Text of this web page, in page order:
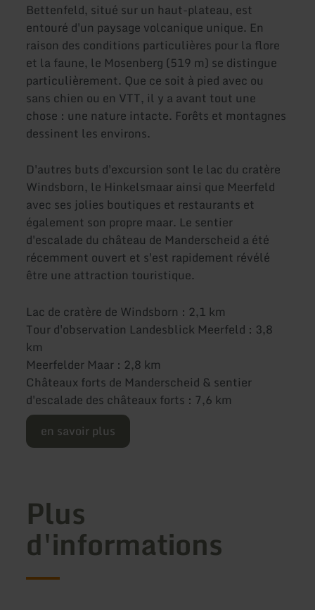
Bettenfeld, situé sur un haut-plateau, est
entouré d'un paysage volcanique unique. En
raison des conditions particulières pour la flore
et la faune, le Mosenberg (519 m) se distingue
particulièrement. Que ce soit à pied avec ou
sans chien ou en VTT, il y a avant tout une
chose : une nature intacte. Forêts et montagnes
dessinent les environs.
D'autres buts d'excursion sont le lac du cratère
Windsborn, le Hinkelsmaar ainsi que Meerfeld
avec ses jolies boutiques et restaurants et
également son propre maar. Le sentier
d'escalade du château de Manderscheid a été
récemment ouvert et s'est rapidement révélé
être une attraction touristique.
Lac de cratère de Windsborn : 2,1 km
Tour d'observation Landesblick Meerfeld : 3,8
km
Meerfelder Maar : 2,8 km
Châteaux forts de Manderscheid & sentier
d'escalade des châteaux forts : 7,6 km
en savoir plus
Plus
d'informations